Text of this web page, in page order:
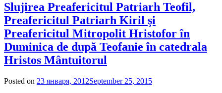
Slujirea Preafericitul Patriarh Teofil,
Preafericitul Patriarh Kiril şi
Preafericitul Mitropolit Hristofor în
Duminica de după Teofanie în catedrala
Hristos Mântuitorul
Posted on 23 января, 2012September 25, 2015